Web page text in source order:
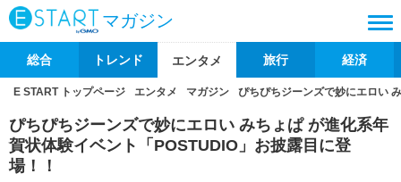
マガジン
総合 トレンド エンタメ 旅行 経済
E START トップページ エンタメ マガジン ぴちぴちジーンズで妙にエロい
ぴちぴちジーンズで妙にエロい みちょぱ が進化系年
賀状体験イベント「POSTUDIO」お披露目に登
場！！